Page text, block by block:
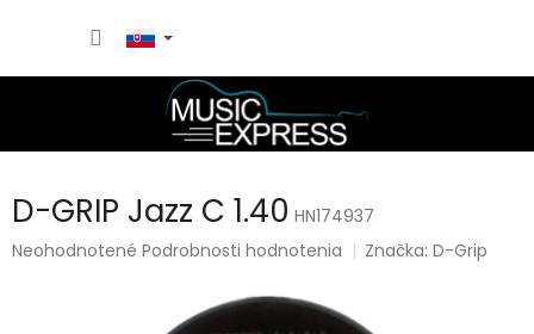
D-GRIP Jazz C 1.40 HN174937
Priemerné
Neohodnotené Podrobnosti hodnotenia Značka:D-Grip